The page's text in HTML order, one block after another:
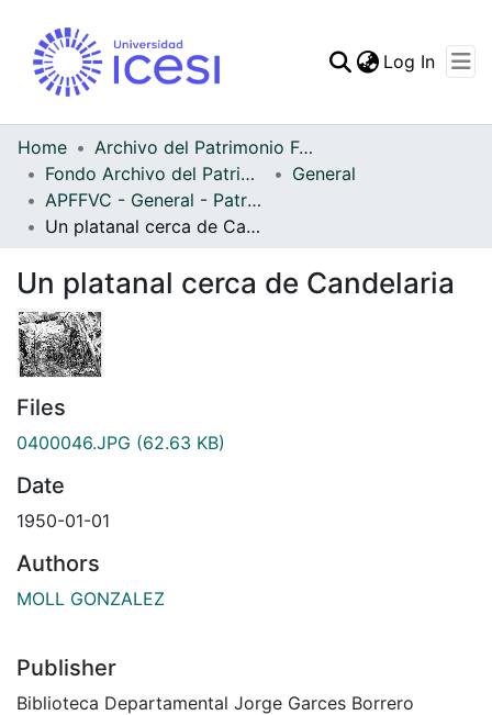
Statistics
Log In
Home
Archivo del Patrimonio Fotográfico y Fílmico del Valle del Cauca
Fondo Archivo del Patrimonio Fotográfico y Fílmico del Valle del Cauca
General
APFFVC - General - Patrimonial
Un platanal cerca de Candelaria
Un platanal cerca de Candelaria
Files
0400046.JPG (62.63 KB)
Date
1950-01-01
Authors
MOLL GONZALEZ
Publisher
Biblioteca Departamental Jorge Garces Borrero